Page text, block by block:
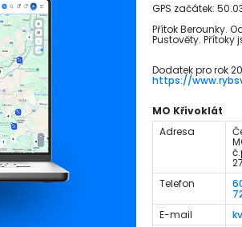
GPS začátek:
Přítok Berounky.
Pustověty.
Dodatek pro rok
https://
MO Křivoklát
Adresa
Telefon
E-mail